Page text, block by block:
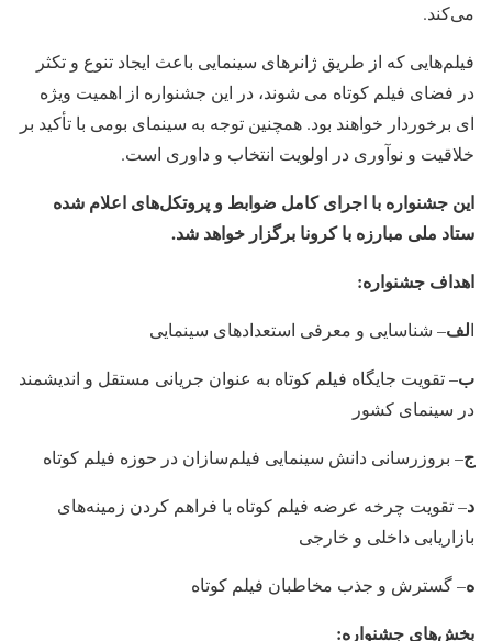
می‌کند.
فیلم‌هایی که از طریق ژانرهای سینمایی باعث ایجاد تنوع و تکثر
در فضای فیلم کوتاه می شوند، در این جشنواره از اهمیت ویژه
ای برخوردار خواهند بود. هم­چنین توجه به سینمای بومی با تأکید بر
خلاقیت و نوآوری در اولویت انتخاب و داوری است.
این جشنواره با اجرای کامل ضوابط و پروتکل‌های اعلام شده
ستاد ملی مبارزه با کرونا برگزار خواهد شد.
اهداف جشنواره:
الف– شناسایی و معرفی استعدادهای سینمایی
ب– تقویت جایگاه فیلم کوتاه به عنوان جریانی مستقل و اندیشمند
در سینمای کشور
ج– بروزرسانی دانش سینمایی فیلم‌سازان در حوزه فیلم کوتاه
د– تقویت چرخه عرضه فیلم کوتاه با فراهم کردن زمینه‌های
بازاریابی داخلی و خارجی
ه– گسترش و جذب مخاطبان فیلم کوتاه
بخش‌های‌ جشنواره: